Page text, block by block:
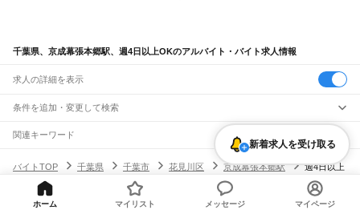
千葉県、京成幕張本郷駅、週4日以上OKのアルバイト・バイト求人情報
求人の詳細を表示
条件を追加・変更して検索
市区町村を追加・変更
千葉県すべて
千葉市
中央区
若葉区
駅を追加・変更
JR武蔵野線
南流山駅
新八柱駅 東松戸駅 市川大野駅船橋法典駅
職種を追加・変更
飲食・フードサービス
関連キーワード
ガチャガチャ
バイトTOP
千葉県 千葉市 花見川区 京成幕張本郷駅
週4日以上
OKのアルバイト・バイト・求人
新着求人を受け取る
ホーム マイリスト メッセージ マイページ